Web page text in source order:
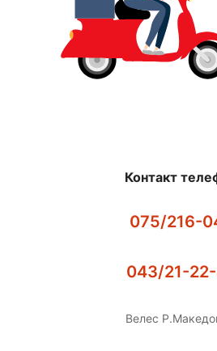
Контакт
075/216-
043/21-
Велес